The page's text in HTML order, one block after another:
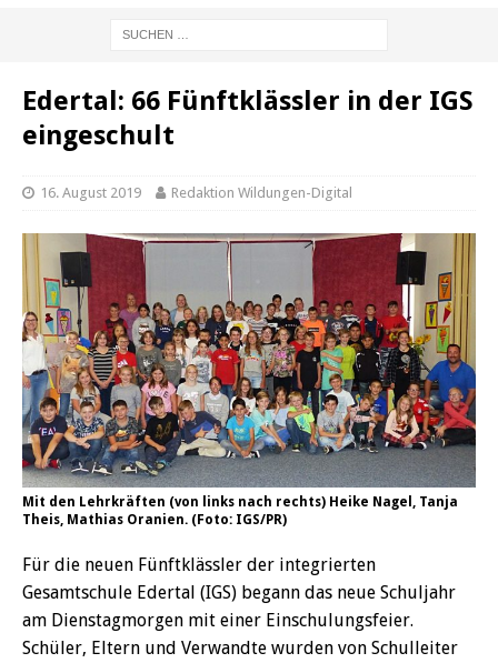
Edertal: 66 Fünftklässler in der IGS
eingeschult
16. August 2019 Redaktion Wildungen-Digital
Mit den Lehrkräften (von links nach rechts) Heike Nagel, Tanja
Theis, Mathias Oranien. (Foto: IGS/PR)
Für die neuen Fünftklässler der integrierten
Gesamtschule Edertal (IGS) begann das neue Schuljahr
am Dienstagmorgen mit einer Einschulungsfeier.
Schüler, Eltern und Verwandte wurden von Schulleiter